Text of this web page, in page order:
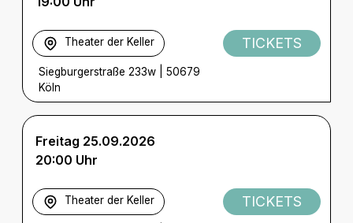
Theater der Keller
Siegburgerstraße 233w
50679
Köln
TICKETS
Freitag 25.09.2026
20:00 Uhr
Theater der Keller TICKETS